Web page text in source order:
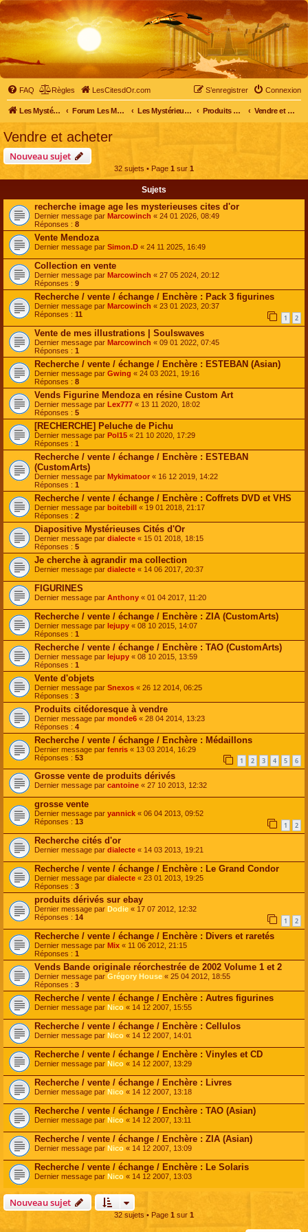
FAQ Règles LesCitesdOr.com Connexion
S’enregistrer
Les Mystérieuses Cités d'Or - LesCitesdOr.com Forum Les Mystérieuses Cités d'Or Les Mystérieuses Cités d'Or Produits dérivés Vendre et acheter
Vendre et acheter
Nouveau sujet
32 sujets • Page 1 sur 1
Sujets
recherche image age les mysterieuses cites d'or
Dernier message par Marcowinch « 24 01 2026, 08:49
Réponses : 8
Vente Mendoza
Dernier message par Simon.D « 24 11 2025, 16:49
Collection en vente
Dernier message par Marcowinch « 27 05 2024, 20:12
Réponses : 9
Recherche / vente / échange / Enchère : Pack 3 figurines
Dernier message par Marcowinch « 23 01 2023, 20:37
Réponses : 11 1 2
Vente de mes illustrations | Soulswaves
Dernier message par Marcowinch « 09 01 2022, 07:45
Réponses : 1
Recherche / vente / échange / Enchère : ESTEBAN (Asian)
Dernier message par Gwing « 24 03 2021, 19:16
Réponses : 8
Vends Figurine Mendoza en résine Custom Art
Dernier message par Lex777 « 13 11 2020, 18:02
Réponses : 5
[RECHERCHE] Peluche de Pichu
Dernier message par Pol15 « 21 10 2020, 17:29
Réponses : 1
Recherche / vente / échange / Enchère : ESTEBAN
(CustomArts)
Dernier message par Mykimatoor « 16 12 2019, 14:22
Réponses : 1
Recherche / vente / échange / Enchère : Coffrets DVD et VHS
Dernier message par boitebill « 19 01 2018, 21:17
Réponses : 2
Diapositive Mystérieuses Cités d'Or
Dernier message par dialecte « 15 01 2018, 18:15
Réponses : 5
Je cherche à agrandir ma collection
Dernier message par dialecte « 14 06 2017, 20:37
FIGURINES
Dernier message par Anthony « 01 04 2017, 11:20
Recherche / vente / échange / Enchère : ZIA (CustomArts)
Dernier message par lejupy « 08 10 2015, 14:07
Réponses : 1
Recherche / vente / échange / Enchère : TAO (CustomArts)
Dernier message par lejupy « 08 10 2015, 13:59
Réponses : 1
Vente d'objets
Dernier message par Snexos « 26 12 2014, 06:25
Réponses : 3
Produits citédoresque à vendre
Dernier message par monde6 « 28 04 2014, 13:23
Réponses : 4
Recherche / vente / échange / Enchère : Médaillons
Dernier message par fenris « 13 03 2014, 16:29
Réponses : 53 1 2 3 4 5 6
Grosse vente de produits dérivés
Dernier message par cantoine « 27 10 2013, 12:32
grosse vente
Dernier message par yannick « 06 04 2013, 09:52
Réponses : 13 1 2
Recherche cités d'or
Dernier message par dialecte « 14 03 2013, 19:21
Recherche / vente / échange / Enchère : Le Grand Condor
Dernier message par dialecte « 23 01 2013, 19:25
Réponses : 3
produits dérivés sur ebay
Dernier message par Dodie « 17 07 2012, 12:32
Réponses : 14 1 2
Recherche / vente / échange / Enchère : Divers et raretés
Dernier message par Mix « 11 06 2012, 21:15
Réponses : 1
Vends Bande originale réorchestrée de 2002 Volume 1 et 2
Dernier message par Grégory House « 25 04 2012, 18:55
Réponses : 3
Recherche / vente / échange / Enchère : Autres figurines
Dernier message par Nico « 14 12 2007, 15:55
Recherche / vente / échange / Enchère : Cellulos
Dernier message par Nico « 14 12 2007, 14:01
Recherche / vente / échange / Enchère : Vinyles et CD
Dernier message par Nico « 14 12 2007, 13:29
Recherche / vente / échange / Enchère : Livres
Dernier message par Nico « 14 12 2007, 13:18
Recherche / vente / échange / Enchère : TAO (Asian)
Dernier message par Nico « 14 12 2007, 13:11
Recherche / vente / échange / Enchère : ZIA (Asian)
Dernier message par Nico « 14 12 2007, 13:09
Recherche / vente / échange / Enchère : Le Solaris
Dernier message par Nico « 14 12 2007, 13:03
Nouveau sujet
32 sujets • Page 1 sur 1